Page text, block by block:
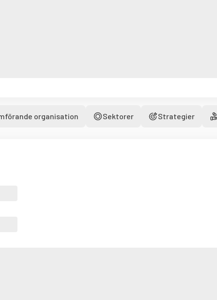
organisation Sektorer Strategier